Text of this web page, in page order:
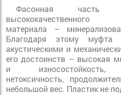
Фасонная часть
высококачественного
материала –
Благодаря этому муфта
акустическими и
его достоинств – высокая
и износостойкость,
нетоксичность,
небольшой вес. Пластик не